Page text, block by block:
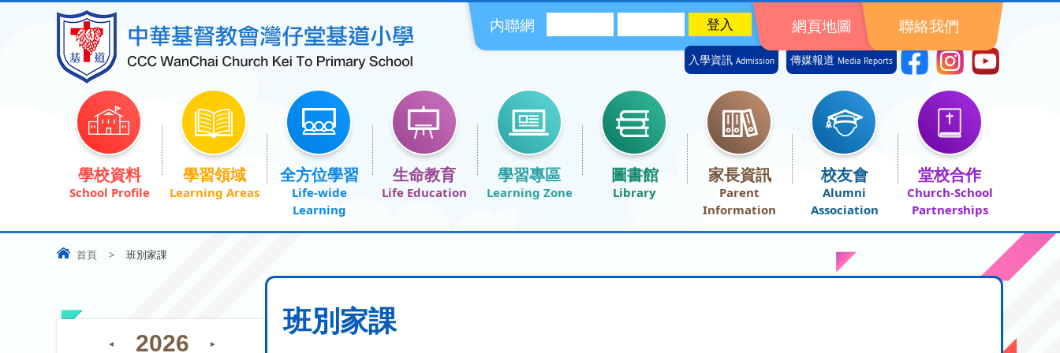
網頁地圖 聯絡我們
傳媒報道 Media Reports
入學資訊 Admission
内聯網
學校資料 學習領域 全方位學習 生命教育 學習專區 圖書館 家長資訊 校友會 堂校合作
首頁 > 班別家課
班別家課
◄ 2026
►